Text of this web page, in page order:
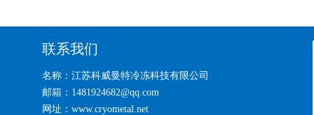
联系我们
名称：江苏科威曼特冷冻科技有限公司
邮箱：1481924682@qq.com
网址：www.cryometal.net